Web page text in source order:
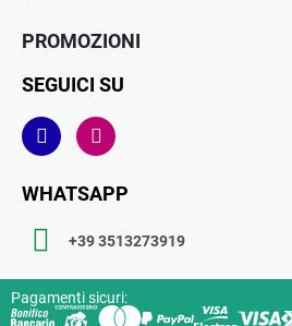
PROMOZIONI
SEGUICI SU
WHATSAPP
+39 3513273919
Pagamenti sicuri: